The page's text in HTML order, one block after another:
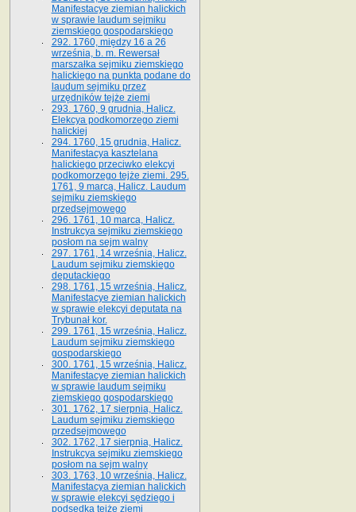
Manifestacye ziemian halickich
w sprawie laudum sejmiku
ziemskiego gospodarskiego
292. 1760, między 16 a 26
września, b. m. Rewersał
marszałka sejmiku ziemskiego
halickiego na punkta podane do
laudum sejmiku przez
urzędników tejże ziemi
293. 1760, 9 grudnia, Halicz.
Elekcya podkomorzego ziemi
halickiej
294. 1760, 15 grudnia, Halicz.
Manifestacya kasztelana
halickiego przeciwko elekcyi
podkomorzego tejże ziemi. 295.
1761, 9 marca, Halicz. Laudum
sejmiku ziemskiego
przedsejmowego
296. 1761, 10 marca, Halicz.
Instrukcya sejmiku ziemskiego
posłom na sejm walny
297. 1761, 14 września, Halicz.
Laudum sejmiku ziemskiego
deputackiego
298. 1761, 15 września, Halicz.
Manifestacye ziemian halickich
w sprawie elekcyi deputata na
Trybunał kor.
299. 1761, 15 września, Halicz.
Laudum sejmiku ziemskiego
gospodarskiego
300. 1761, 15 września, Halicz.
Manifestacye ziemian halickich
w sprawie laudum sejmiku
ziemskiego gospodarskiego
301. 1762, 17 sierpnia, Halicz.
Laudum sejmiku ziemskiego
przedsejmowego
302. 1762, 17 sierpnia, Halicz.
Instrukcya sejmiku ziemskiego
posłom na sejm walny
303. 1763, 10 września, Halicz.
Manifestacya ziemian halickich
w sprawie elekcyi sędziego i
podsędka tejże ziemi